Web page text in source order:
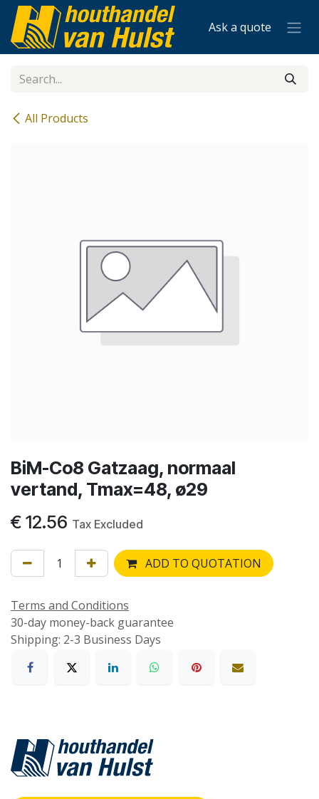
Skip to Content
Ask a quote
All Products
BiM-Co8 Gatzaag, normaal
vertand, Tmax=48, ø29
€ 12.56 Tax Excluded
ADD TO QUOTATION
Terms and Conditions
30-day money-back guarantee
Shipping: 2-3 Business Days